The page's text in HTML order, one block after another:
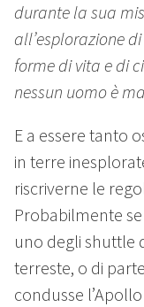
durante la sua
all’esplorazione
forme di vita e di
nessun uomo è
E a essere tanto
in terre
riscriverne le
Probabilmente
uno degli shuttle
terreste, o di
condusse